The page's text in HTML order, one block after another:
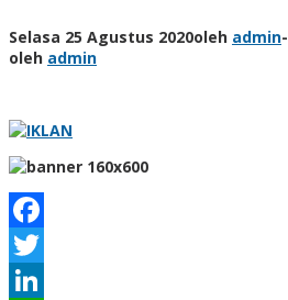
Selasa 25 Agustus 2020oleh admin-
oleh admin
Facebook
Twitter